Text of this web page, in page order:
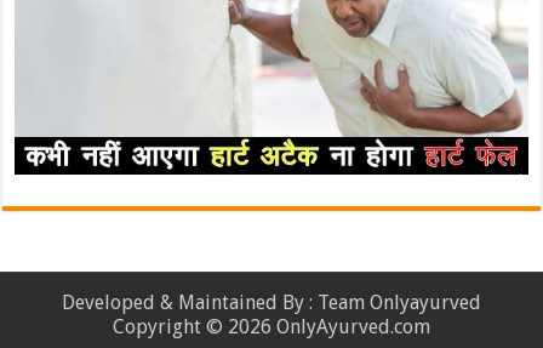
Developed & Maintained By : Team Onlyayurved
Copyright © 2026 OnlyAyurved.com